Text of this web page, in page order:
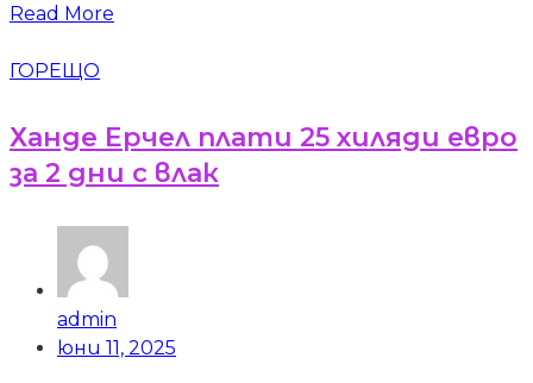
Read More
ГОРЕЩО
Ханде Ерчел плати 25 хиляди евро
за 2 дни с влак
admin
юни 11, 2025